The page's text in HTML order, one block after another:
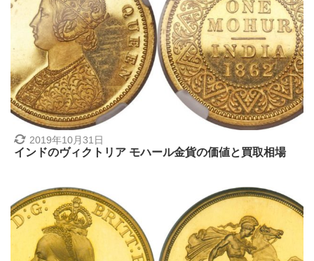
2019年10月31日
インドのヴィクトリア モハール金貨の価値と買取相場